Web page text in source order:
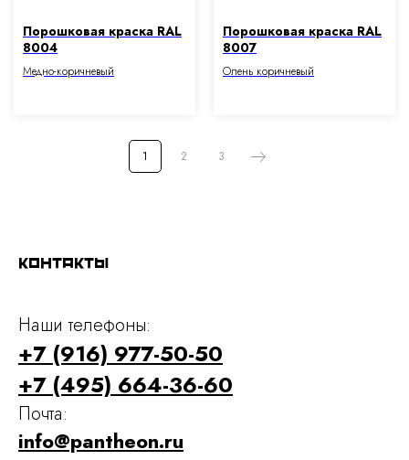
Порошковая краска RAL
8004
Медно-коричневый
Порошковая краска RAL
8007
Олень коричневый
1 2 3
Контакты
Наши телефоны:
+7 (916) 977-50-50
+7 (495) 664-36-60
Почта:
info@pantheon.ru